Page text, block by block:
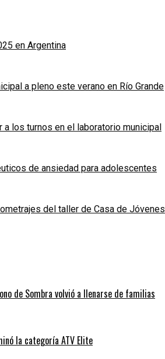
en Argentina
a pleno este verano en Río Grande
a los turnos en el laboratorio municipal
de ansiedad para adolescentes
del taller de Casa de Jóvenes
de Sombra volvió a llenarse de familias
la categoría ATV Elite